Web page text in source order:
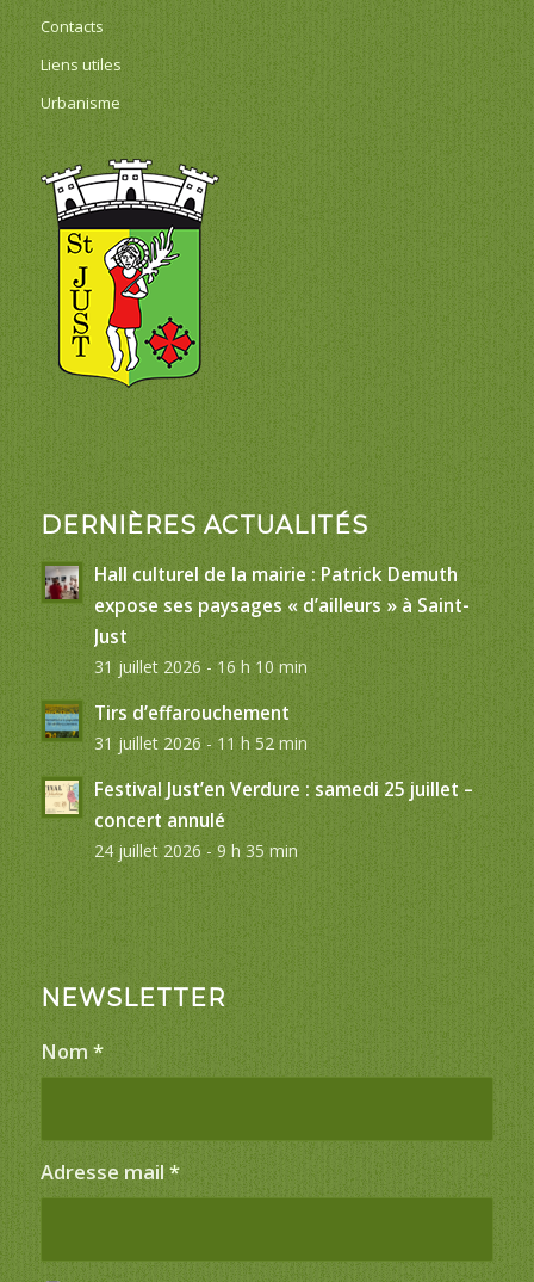
Contacts
Liens utiles
Urbanisme
DERNIÈRES ACTUALITÉS
Hall culturel de la mairie : Patrick Demuth
expose ses paysages « d’ailleurs » à Saint-
Just
31 juillet 2026 - 16 h 10 min
Tirs d’effarouchement
31 juillet 2026 - 11 h 52 min
Festival Just’en Verdure : samedi 25 juillet –
concert annulé
24 juillet 2026 - 9 h 35 min
NEWSLETTER
Nom *
Adresse mail *